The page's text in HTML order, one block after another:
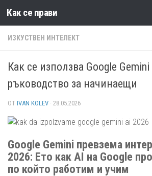
Към съдържанието
Как се прави
ИЗКУСТВЕН ИНТЕЛЕКТ
Как се използва Google
ръководство за начинаещи
ОТ IVAN KOLEV · 28.05.2026
Google Gemini превзема
2026: Ето как AI на Google
по който работим и учим